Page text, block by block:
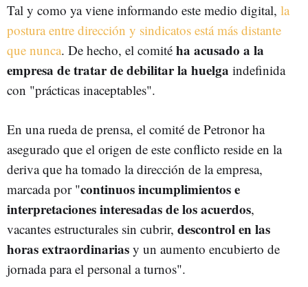
Tal y como ya viene informando este medio digital, la
postura entre dirección y sindicatos está más distante
que nunca. De hecho, el comité ha acusado a la
empresa de tratar de debilitar la huelga indefinida
con "prácticas inaceptables".
En una rueda de prensa, el comité de Petronor ha
asegurado que el origen de este conflicto reside en la
deriva que ha tomado la dirección de la empresa,
marcada por "continuos incumplimientos e
interpretaciones interesadas de los acuerdos,
vacantes estructurales sin cubrir, descontrol en las
horas extraordinarias y un aumento encubierto de
jornada para el personal a turnos".